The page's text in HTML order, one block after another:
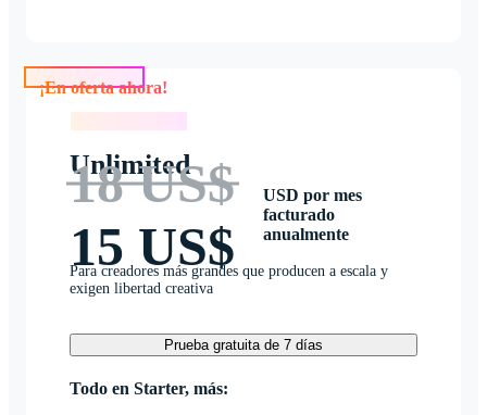
Unlimited
18 US$
15 US$
USD por mes
facturado
anualmente
Para creadores más grandes que producen a escala y
exigen libertad creativa
Prueba gratuita de 7 días
Todo en Starter, más: